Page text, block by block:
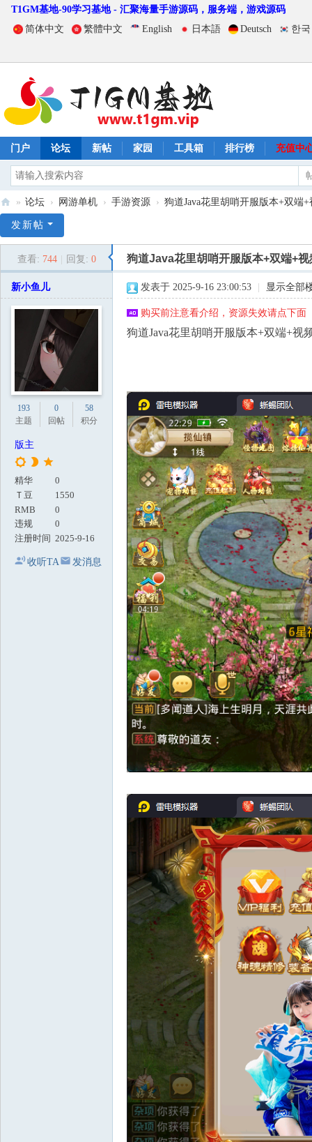
T1GM基地-90学习基地 - 汇聚海量手游源码，服务端，游戏源码
简体中文
繁體中文 English 日本語 Deutsch 한
门户 论坛 新帖 家园 工具箱 排行榜 充值中
1
» 论坛 › 网游单机 › 手游资源 › 狗道Java花里胡哨开服版本+双端
发新帖
查看: 744 回复: 0 狗道Java花里胡哨开服版本+双端+
新小鱼儿
193
主题
0
回帖
58
积分
版主
精华
0
Ｔ豆
1550
RMB
0
违规
0
注册时间 2025-9-16
收听TA 发消息
发表于 2025-9-16 23:00:53 显示全部
购买前注意看介绍，资源失效请点下
狗道Java花里胡哨开服版本+双端+视